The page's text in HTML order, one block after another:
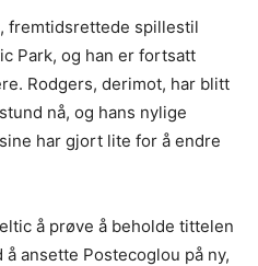
fremtidsrettede spillestil
Park, og han er fortsatt
Rodgers, derimot, har blitt
nå, og hans nylige
har gjort lite for å endre
å prøve å beholde tittelen
ansette Postecoglou på ny,